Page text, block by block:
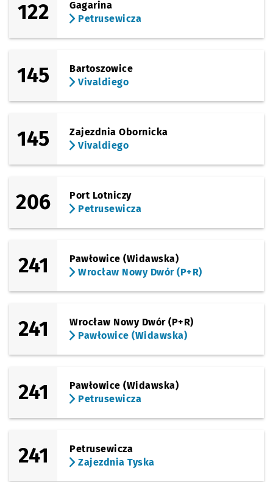
(Świeradowska)
Gaj - Pętla
122
Gagarina
Petrusewicza
145
Bartoszowice
Vivaldiego
145
Zajezdnia Obornicka
Vivaldiego
206
Port Lotniczy
Petrusewicza
241
Pawłowice (Widawska)
Wrocław Nowy Dwór (P+R)
241
Wrocław Nowy Dwór (P+R)
Pawłowice (Widawska)
241
Pawłowice (Widawska)
Petrusewicza
241
Petrusewicza
Zajezdnia Tyska